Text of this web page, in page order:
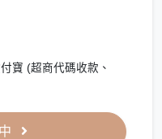
寶 (超商代碼收款、